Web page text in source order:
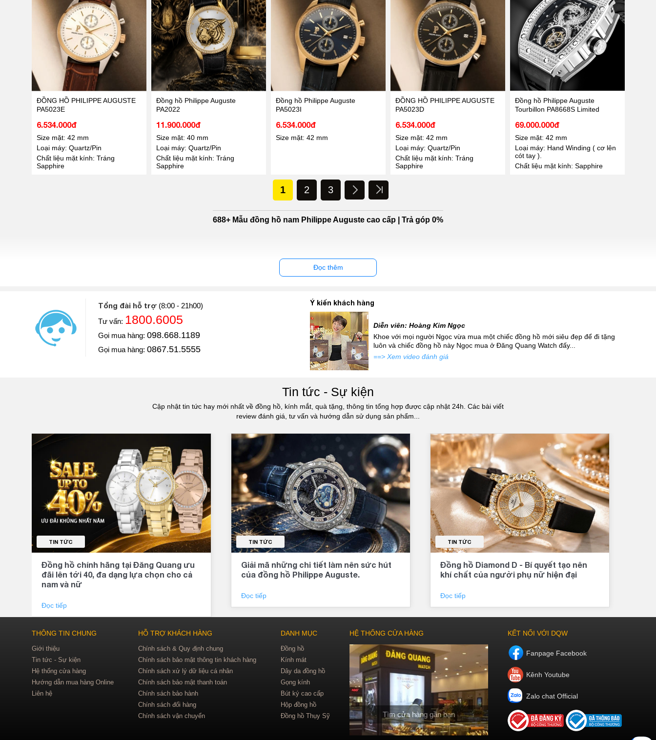
ĐỒNG HỒ PHILIPPE AUGUSTE
PA5023E
6.534.000đ
Size mặt: 42 mm
Loại máy: Quartz/Pin
Chất liệu mặt kính: Tráng
Sapphire
Đồng hồ Philippe Auguste
PA2022
11.900.000đ
Size mặt: 40 mm
Loại máy: Quartz/Pin
Chất liệu mặt kính: Tráng
Sapphire
Đồng hồ Philippe Auguste
PA5023I
6.534.000đ
Size mặt: 42 mm
ĐỒNG HỒ PHILIPPE AUGUSTE
PA5023D
6.534.000đ
Size mặt: 42 mm
Loại máy: Quartz/Pin
Chất liệu mặt kính: Tráng
Sapphire
Đồng hồ Philippe Auguste
Tourbillon PA8668S Limited
69.000.000đ
Size mặt: 42 mm
Loại máy: Hand Winding ( cơ lên
cót tay ).
Chất liệu mặt kính: Sapphire
1 2 3
688+ Mẫu đồng hồ nam Philippe Auguste cao cấp | Trả góp 0%
Đọc thêm
Tổng đài hỗ trợ (8:00 - 21h00)
Tư vấn: 1800.6005
Gọi mua hàng: 098.668.1189
Gọi mua hàng: 0867.51.5555
Ý kiến khách hàng
Cầu thủ: Đoàn Văn Hậu
Đăng Quang Watch là nơi rất đẳng cấp, sang trọng nhiều cửa hàng rộng rãi,
nhân viên rất tận tình chăm sóc khách hàng tốt.
Diễn viên: Hoàng Kim Ngọc
Khoe với mọi người Ngọc vừa mua một chiếc đồng hồ mới siêu đẹp để đi tặng
luôn và chiếc đồng hồ này Ngọc mua ở Đăng Quang Watch đấy...
==> Xem video đánh giá
Tin tức - Sự kiện
Cập nhật tin tức hay mới nhất về đồng hồ, kính mắt, quà tặng, thông tin tổng hợp được cập nhật 24h. Các bài viết
review đánh giá, tư vấn và hướng dẫn sử dụng sản phẩm...
TIN TỨC
Đồng hồ chính hãng tại Đăng Quang ưu
đãi lên tới 40, đa dạng lựa chọn cho cả
nam và nữ
Đọc tiếp
TIN TỨC
Giải mã những chi tiết làm nên sức hút
của đồng hồ Philippe Auguste.
Đọc tiếp
TIN TỨC
Đồng hồ Diamond D - Bí quyết tạo nên
khí chất của người phụ nữ hiện đại
Đọc tiếp
THÔNG TIN CHUNG
Giới thiệu
Tin tức - Sự kiện
Hệ thống cửa hàng
Hướng dẫn mua hàng Online
Liên hệ
HỖ TRỢ KHÁCH HÀNG
Chính sách & Quy định chung
Chính sách bảo mật thông tin khách hàng
Chính sách xử lý dữ liệu cá nhân
Chính sách bảo mật thanh toán
Chính sách bảo hành
Chính sách đổi hàng
Chính sách vận chuyển
DANH MỤC
Đồng hồ
Kính mát
Dây da đồng hồ
Gọng kính
Bút ký cao cấp
Hộp đồng hồ
Đồng hồ Thụy Sỹ
HỆ THỐNG CỬA HÀNG
Tìm cửa hàng gần bạn
KẾT NỐI VỚI DQW
Fanpage Facebook
Kênh Youtube
Zalo chat Official